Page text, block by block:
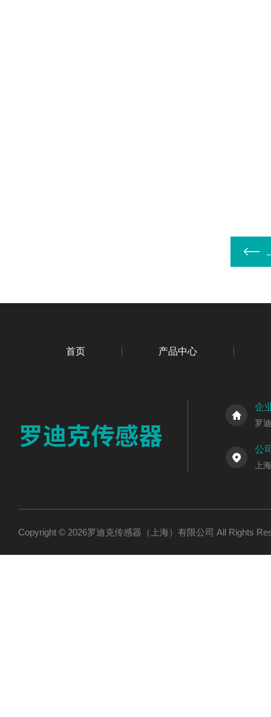
首页 产品中心
企
罗
公
上
Copyright © 2026罗迪克传感器（上海）有限公司 All Rights